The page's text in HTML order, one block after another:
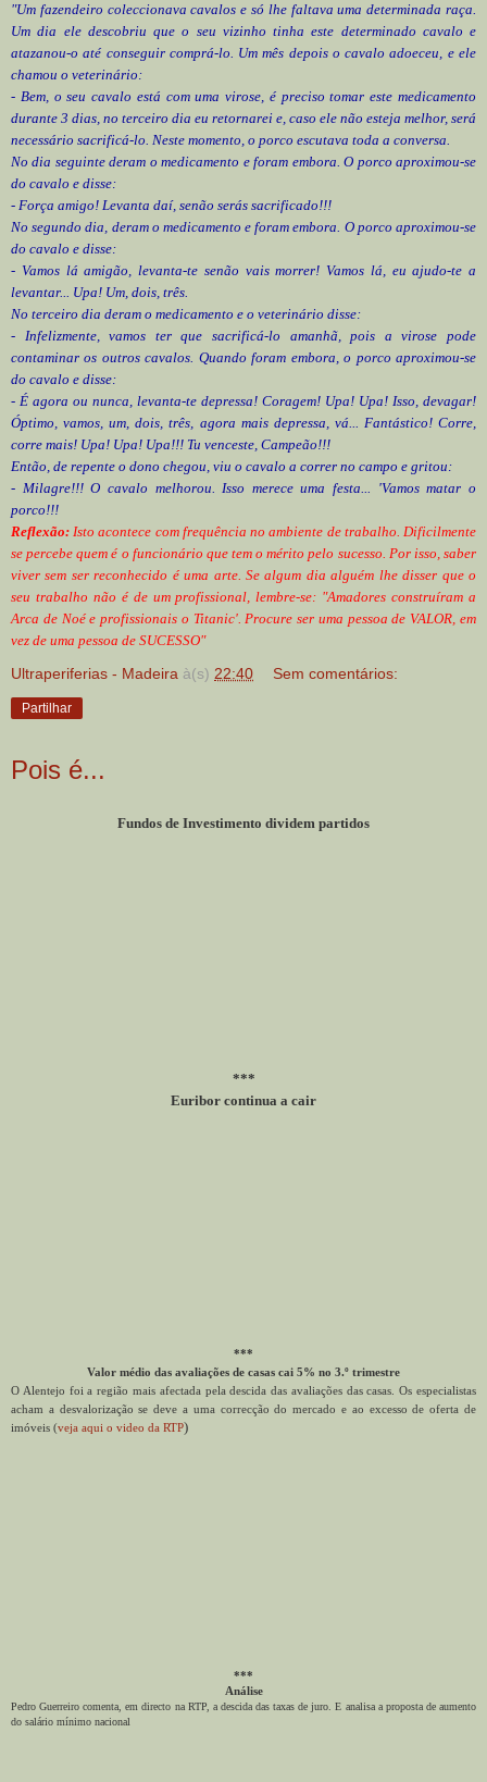
"Um fazendeiro coleccionava cavalos e só lhe faltava uma determinada raça.
Um dia ele descobriu que o seu vizinho tinha este determinado cavalo e
atazanou-o até conseguir comprá-lo. Um mês depois o cavalo adoeceu, e ele
chamou o veterinário:
- Bem, o seu cavalo está com uma virose, é preciso tomar este medicamento
durante 3 dias, no terceiro dia eu retornarei e, caso ele não esteja melhor, será
necessário sacrificá-lo. Neste momento, o porco escutava toda a conversa.
No dia seguinte deram o medicamento e foram embora. O porco aproximou-se
do cavalo e disse:
- Força amigo! Levanta daí, senão serás sacrificado!!!
No segundo dia, deram o medicamento e foram embora. O porco aproximou-se
do cavalo e disse:
- Vamos lá amigão, levanta-te senão vais morrer! Vamos lá, eu ajudo-te a
levantar... Upa! Um, dois, três.
No terceiro dia deram o medicamento e o veterinário disse:
- Infelizmente, vamos ter que sacrificá-lo amanhã, pois a virose pode
contaminar os outros cavalos. Quando foram embora, o porco aproximou-se
do cavalo e disse:
- É agora ou nunca, levanta-te depressa! Coragem! Upa! Upa! Isso, devagar!
Óptimo, vamos, um, dois, três, agora mais depressa, vá... Fantástico! Corre,
corre mais! Upa! Upa! Upa!!! Tu venceste, Campeão!!!
Então, de repente o dono chegou, viu o cavalo a correr no campo e gritou:
- Milagre!!! O cavalo melhorou. Isso merece uma festa... 'Vamos matar o
porco!!!
Reflexão: Isto acontece com frequência no ambiente de trabalho. Dificilmente
se percebe quem é o funcionário que tem o mérito pelo sucesso. Por isso, saber
viver sem ser reconhecido é uma arte. Se algum dia alguém lhe disser que o
seu trabalho não é de um profissional, lembre-se: "Amadores construíram a
Arca de Noé e profissionais o Titanic'. Procure ser uma pessoa de VALOR, em
vez de uma pessoa de SUCESSO"
Ultraperiferias - Madeira à(s) 22:40 Sem comentários:
Partilhar
Pois é...
Fundos de Investimento dividem partidos
***
Euribor continua a cair
***
Valor médio das avaliações de casas cai 5% no 3.º trimestre
O Alentejo foi a região mais afectada pela descida das avaliações das casas. Os especialistas
acham a desvalorização se deve a uma correcção do mercado e ao excesso de oferta de
imóveis (veja aqui o video da RTP)
***
Análise
Pedro Guerreiro comenta, em directo na RTP, a descida das taxas de juro. E analisa a proposta de aumento
do salário mínimo nacional